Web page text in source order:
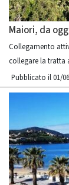
Maiori, da
Collegamento
collegare la tratta
Pubblicato il 01/